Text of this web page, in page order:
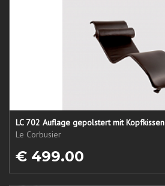
LC 702 Auflage gepolstert mit Kopfkissen
Le Corbusier
€ 499.00